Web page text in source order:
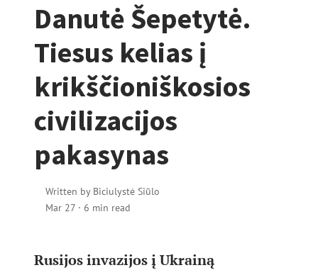
Danutė Šepetytė.
Tiesus kelias į
krikščioniškosios
civilizacijos
pakasynas
Written by Biciulystė Siūlo
Mar 27 · 6 min read
Rusijos invazijos į Ukrainą